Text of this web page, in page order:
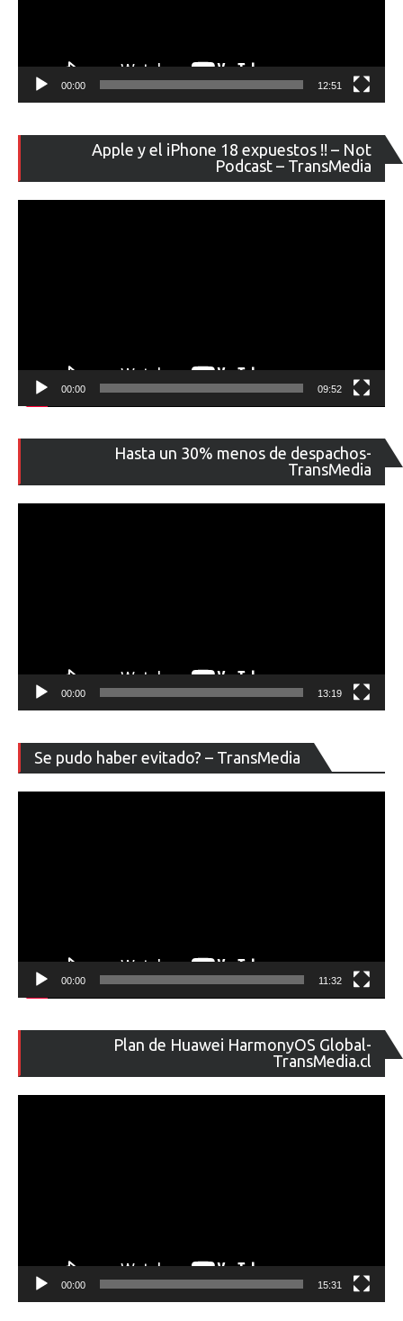
00:00 12:51
Apple y el iPhone 18 expuestos !! – Not
Podcast – TransMedia
de
00:00 09:52
Hasta un 30% menos de despachos-
TransMedia
de
00:00 13:19
Se pudo haber evitado? – TransMedia
de
00:00 11:32
Plan de Huawei HarmonyOS Global-
TransMedia.cl
de
00:00 15:31